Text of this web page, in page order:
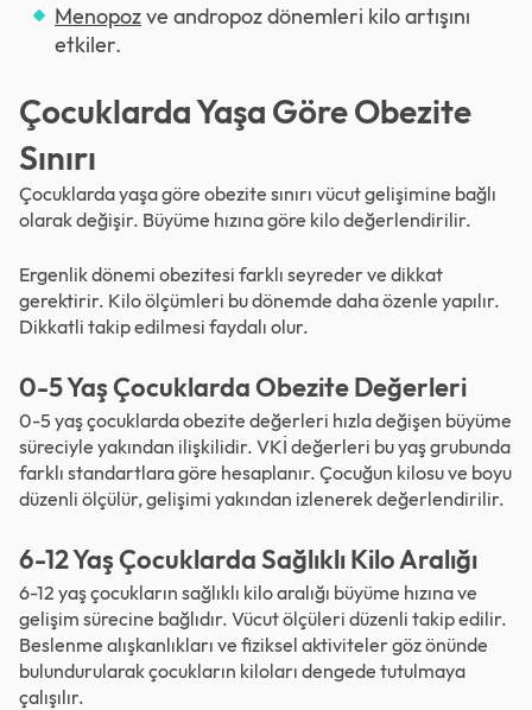
Menopozve andropoz dönemleri kilo artışını
etkiler.
Çocuklarda Yaşa Göre Obezite
Sınırı
Çocuklarda yaşa göre obezite sınırı vücut gelişimine bağlı
olarak değişir. Büyüme hızına göre kilo değerlendirilir.
Ergenlik dönemi obezitesi farklı seyreder ve dikkat
gerektirir. Kilo ölçümleri bu dönemde daha özenle yapılır.
Dikkatli takip edilmesi faydalı olur.
0-5 Yaş Çocuklarda Obezite Değerleri
0-5 yaş çocuklarda obezite değerleri hızla değişen büyüme
süreciyle yakından ilişkilidir. VKİ değerleri bu yaş grubunda
farklı standartlara göre hesaplanır. Çocuğun kilosu ve boyu
düzenli ölçülür, gelişimi yakından izlenerek değerlendirilir.
6-12 Yaş Çocuklarda Sağlıklı Kilo Aralığı
6-12 yaş çocukların sağlıklı kilo aralığı büyüme hızına ve
gelişim sürecine bağlıdır. Vücut ölçüleri düzenli takip edilir.
Beslenme alışkanlıkları ve fiziksel aktiviteler göz önünde
bulundurularak çocukların kiloları dengede tutulmaya
çalışılır.